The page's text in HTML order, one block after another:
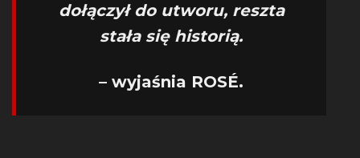
dołączył do utworu, reszta
stała się historią.
– wyjaśnia ROSÉ.